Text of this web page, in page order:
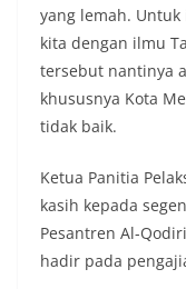
yang lemah.
kita dengan ilmu
tersebut nantinya
khususnya Kota
tidak baik.
Ketua Panitia
kasih kepada
Pesantren Al-
hadir pada